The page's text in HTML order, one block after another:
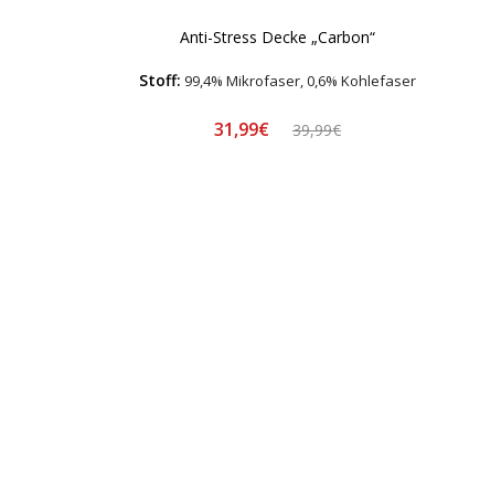
Anti-Stress Decke „Carbon“
Stoff: 99,4% Mikrofaser, 0,6% Kohlefaser
31,99€ 39,99€